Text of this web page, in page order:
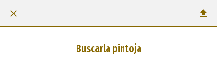
Buscarla pintoja